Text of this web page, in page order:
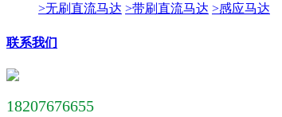
>无刷直流马达 >带刷直流马达 >感应马达
联系我们
18207676655